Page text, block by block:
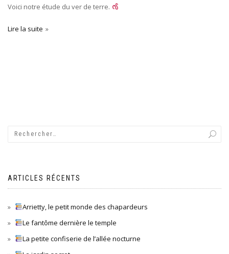
Voici notre étude du ver de terre.
Lire la suite
ARTICLES RÉCENTS
Arrietty, le petit monde des chapardeurs
Le fantôme dernière le temple
La petite confiserie de l’allée nocturne